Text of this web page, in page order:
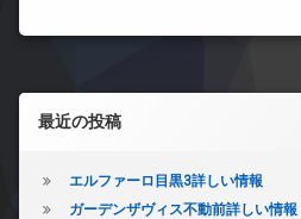
左サイドバー
最近の投稿
エルファーロ目黒3詳しい情報
ガーデンザヴィス不動前詳しい情報